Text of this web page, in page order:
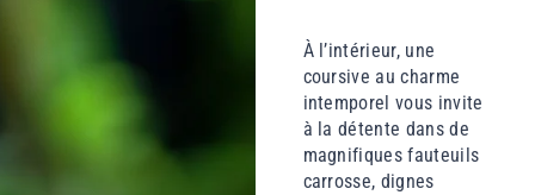
À l’intérieur, une
coursive au charme
intemporel vous invite
à la détente dans de
magnifiques fauteuils
carrosse, dignes